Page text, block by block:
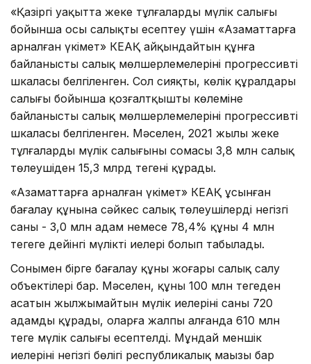
«Қазіргі уақытта жеке тұлғалардың мүлік салығы
бойынша осы салықты есептеу үшін «Азаматтарға
арналған үкімет» КЕАҚ айқындайтын құнға
байланысты салық мөлшерлемелерінің прогрессивті
шкаласы белгіленген. Сол сияқты, көлік құралдары
салығы бойынша қозғалтқыштың көлеміне
байланысты салық мөлшерлемелерінің прогрессивті
шкаласы белгіленген. Мәселен, 2021 жылы жеке
тұлғалардың мүлік салығының сомасы 3,8 млн салық
төлеушіден 15,3 млрд теңгені құрады.
«Азаматтарға арналған үкімет» КЕАҚ ұсынған
бағалау құнына сәйкес салық төлеушілердің негізгі
саны - 3,0 млн адам немесе 78,4% құны 4 млн
теңгеге дейінгі мүліктің иелері болып табылады.
Сонымен бірге бағалау құны жоғары салық салу
объектілері бар. Мәселен, құны 100 млн теңгеден
асатын жылжымайтын мүлік иелерінің саны 720
адамды құрады, оларға жалпы алғанда 610 млн
теңге мүлік салығы есептелді. Мұндай меншік
иелерінің негізгі бөлігі республикалық маңызы бар